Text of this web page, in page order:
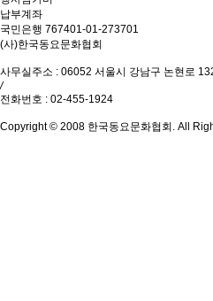
납부계좌
국민은행 767401-01-273701
(사)한국동요문화협회
사무실주소 : 06052 서울시 강남구 논현로
/
전화번호 : 02-455-1924
Copyright © 2008 한국동요문화협회. All